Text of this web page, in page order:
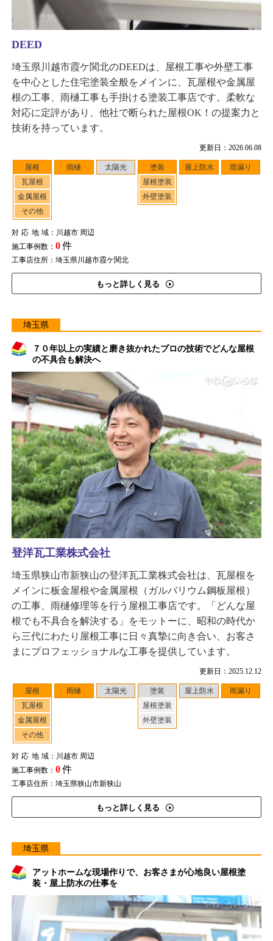
更新日：2026.06.08
屋根
瓦屋根
金属屋根
その他
雨樋 太陽光
塗装
屋根塗装
外壁塗装
屋上防水 雨漏り
対応地域：川越市 周辺
施工事例数： 0件
工事店住所：埼玉県川越市霞ケ関北
もっと詳しく見る
DEED
埼玉県川越市霞ケ関北のDEEDは、屋根工事や外壁工事
を中心とした住宅塗装全般をメインに、瓦屋根や金属屋
根の工事、雨樋工事も手掛ける塗装工事店です。柔軟な
対応に定評があり、他社で断られた屋根OK！の提案力と
技術を持っています。
埼玉県
７０年以上の実績と磨き抜かれたプロの技術でどんな屋根
の不具合も解決へ
更新日：2025.12.12
屋根
瓦屋根
金属屋根
その他
雨樋 太陽光
塗装
屋根塗装
外壁塗装
屋上防水 雨漏り
対応地域：川越市 周辺
施工事例数： 0件
工事店住所：埼玉県狭山市新狭山
もっと詳しく見る
登洋瓦工業株式会社
埼玉県狭山市新狭山の登洋瓦工業株式会社は、瓦屋根を
メインに板金屋根や金属屋根（ガルバリウム鋼板屋根）
の工事、雨樋修理等を行う屋根工事店です。「どんな屋
根でも不具合を解決する」をモットーに、昭和の時代か
ら三代にわたり屋根工事に日々真摯に向き合い、お客さ
まにプロフェッショナルな工事を提供しています。
埼玉県
アットホームな現場作りで、お客さまが心地良い屋根塗
装・屋上防水の仕事を